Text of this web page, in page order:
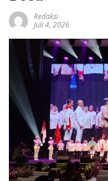
Redaksi
Juli 4, 2026